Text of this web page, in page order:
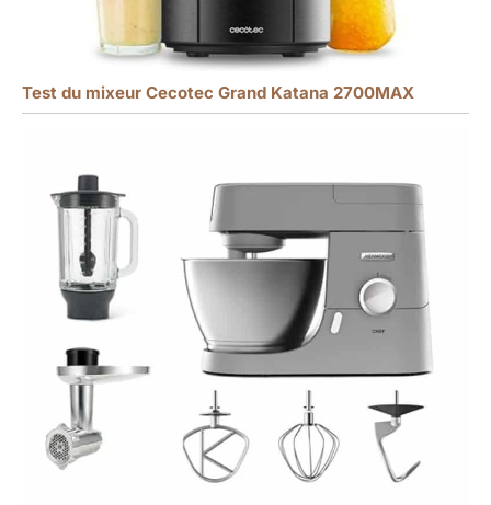
Test du mixeur Cecotec Grand Katana 2700MAX